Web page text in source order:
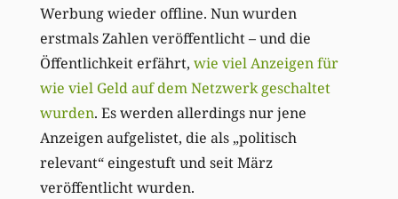
Werbung wieder offline. Nun wurden
erstmals Zahlen veröffentlicht – und die
Öffentlichkeit erfährt, wie viel Anzeigen für
wie viel Geld auf dem Netzwerk geschaltet
wurden. Es werden allerdings nur jene
Anzeigen aufgelistet, die als „politisch
relevant“ eingestuft und seit März
veröffentlicht wurden.